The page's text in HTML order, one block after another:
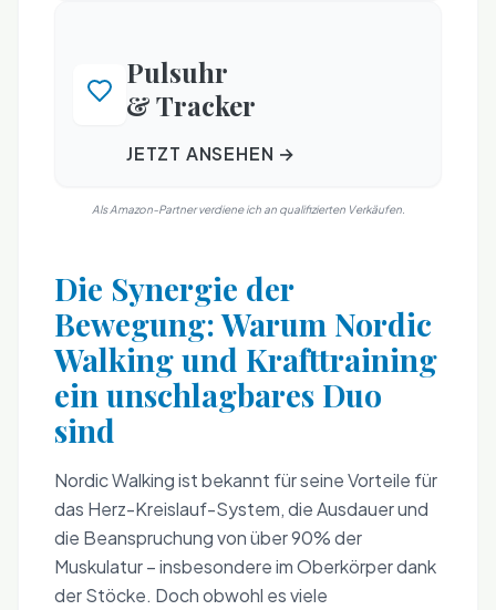
Pulsuhr
& Tracker
JETZT ANSEHEN →
Als Amazon-Partner verdiene ich an qualifizierten Verkäufen.
Die Synergie der
Bewegung: Warum Nordic
Walking und Krafttraining
ein unschlagbares Duo
sind
Nordic Walking ist bekannt für seine Vorteile für
das Herz-Kreislauf-System, die Ausdauer und
die Beanspruchung von über 90% der
Muskulatur – insbesondere im Oberkörper dank
der Stöcke. Doch obwohl es viele